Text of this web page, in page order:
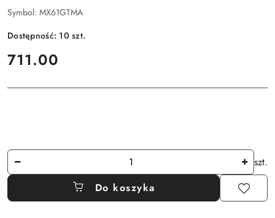
Symbol: MX61GTMA
Dostępność: 10szt.
cena:
711.00
Ilość
szt.
Do koszyka